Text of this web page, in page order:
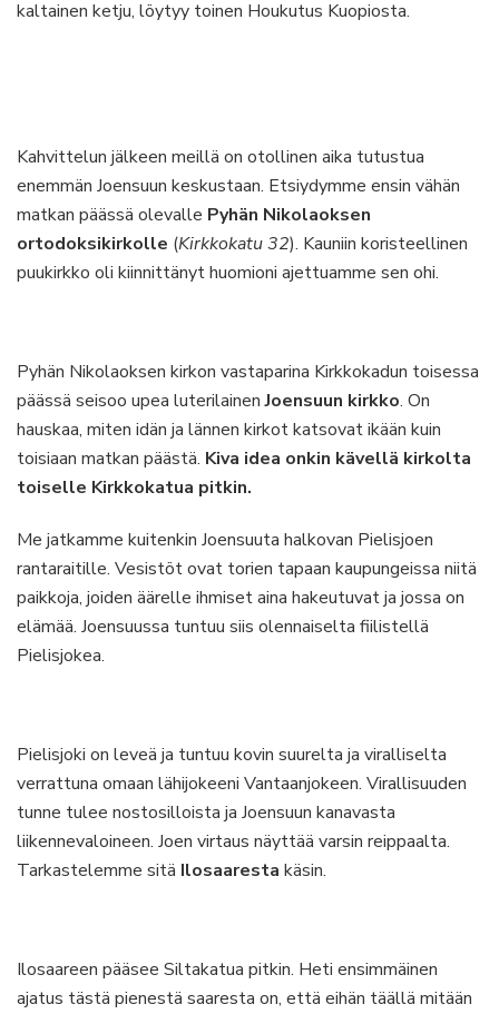
kaltainen ketju, löytyy toinen Houkutus Kuopiosta.
Kahvittelun jälkeen meillä on otollinen aika tutustua
enemmän Joensuun keskustaan. Etsiydymme ensin vähän
matkan päässä olevalle Pyhän Nikolaoksen
ortodoksikirkolle (Kirkkokatu 32). Kauniin koristeellinen
puukirkko oli kiinnittänyt huomioni ajettuamme sen ohi.
Pyhän Nikolaoksen kirkon vastaparina Kirkkokadun toisessa
päässä seisoo upea luterilainenJoensuun kirkko. On
hauskaa, miten idän ja lännen kirkot katsovat ikään kuin
toisiaan matkan päästä. Kiva idea onkin kävellä kirkolta
toiselle Kirkkokatua pitkin.
Me jatkamme kuitenkin Joensuuta halkovan Pielisjoen
rantaraitille. Vesistöt ovat torien tapaan kaupungeissa niitä
paikkoja, joiden äärelle ihmiset aina hakeutuvat ja jossa on
elämää. Joensuussa tuntuu siis olennaiselta fiilistellä
Pielisjokea.
Pielisjoki on leveä ja tuntuu kovin suurelta ja viralliselta
verrattuna omaan lähijokeeni Vantaanjokeen. Virallisuuden
tunne tulee nostosilloista ja Joensuun kanavasta
liikennevaloineen. Joen virtaus näyttää varsin reippaalta.
Tarkastelemme sitä Ilosaaresta käsin.
Ilosaareen pääsee Siltakatua pitkin. Heti ensimmäinen
ajatus tästä pienestä saaresta on, että eihän täällä mitään